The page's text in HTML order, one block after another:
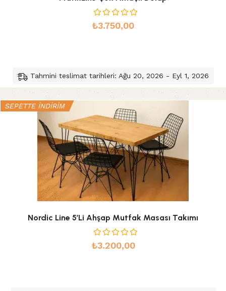
₺3.750,00
Tahmini teslimat tarihleri: Ağu 20, 2026 - Eyl 1, 2026
SEPETTE İNDİRİM
Nordic Line 5’li Ahşap Mutfak Masası Takımı
₺3.200,00